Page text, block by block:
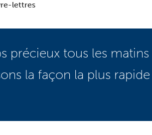
lettres
précieux tous les
la façon la plus